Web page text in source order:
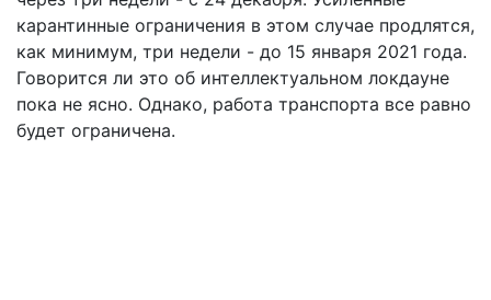
карантинные ограничения в этом случае продлятся,
как минимум, три недели - до 15 января 2021 года.
Говорится ли это об интеллектуальном локдауне
пока не ясно. Однако, работа транспорта все равно
будет ограничена.